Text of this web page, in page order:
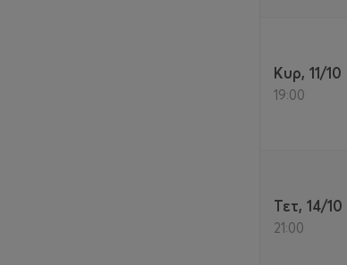
Κυρ, 11/10
19:00
Τετ, 14/10
21:00